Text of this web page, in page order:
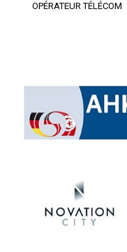
OPÉRATEUR TÉLÉCOM